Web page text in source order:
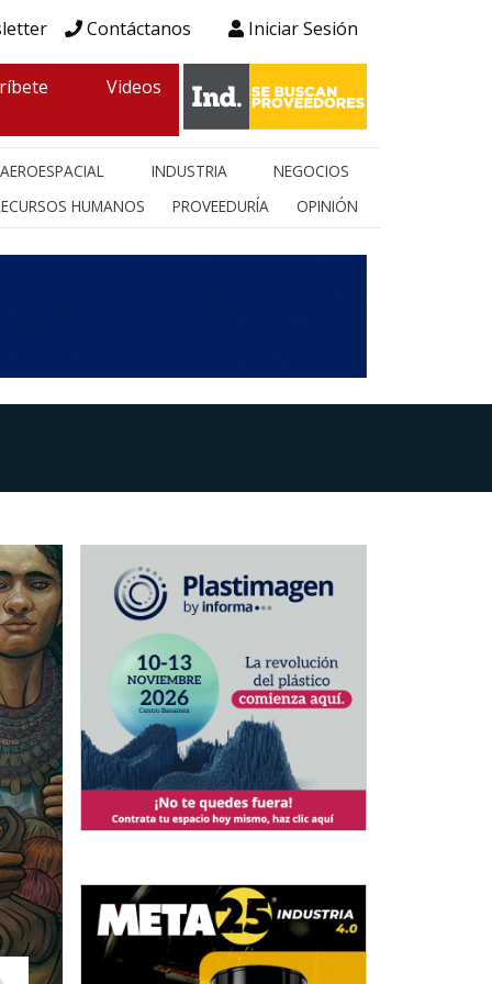
Contáctanos Iniciar Sesión
Videos
AEROESPACIAL INDUSTRIA
NEGOCIOS
HUMANOS
PROVEEDURÍA OPINIÓN